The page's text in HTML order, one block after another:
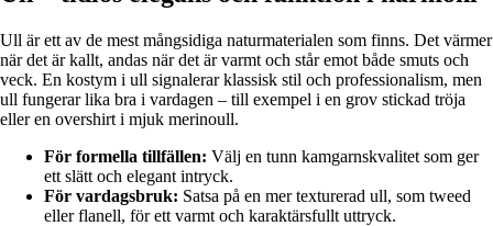
Ull är ett av de mest mångsidiga naturmaterialen som finns. Det värmer
när det är kallt, andas när det är varmt och står emot både smuts och
veck. En kostym i ull signalerar klassisk stil och professionalism, men
ull fungerar lika bra i vardagen – till exempel i en grov stickad tröja
eller en overshirt i mjuk merinoull.
För formella tillfällen: Välj en tunn kamgarnskvalitet som ger
ett slätt och elegant intryck.
För vardagsbruk: Satsa på en mer texturerad ull, som tweed
eller flanell, för ett varmt och karaktärsfullt uttryck.